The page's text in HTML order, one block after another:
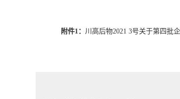
附件1： 川高后物2021 3号关于第四批